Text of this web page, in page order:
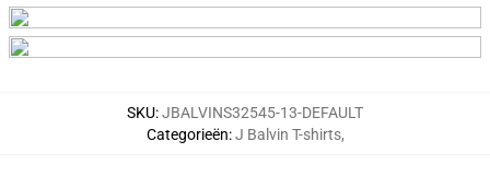
SKU:JBALVINS32545-13-DEFAULT
Categorieën:J Balvin T-shirts,